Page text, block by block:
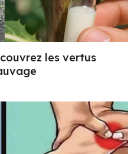
les vertus